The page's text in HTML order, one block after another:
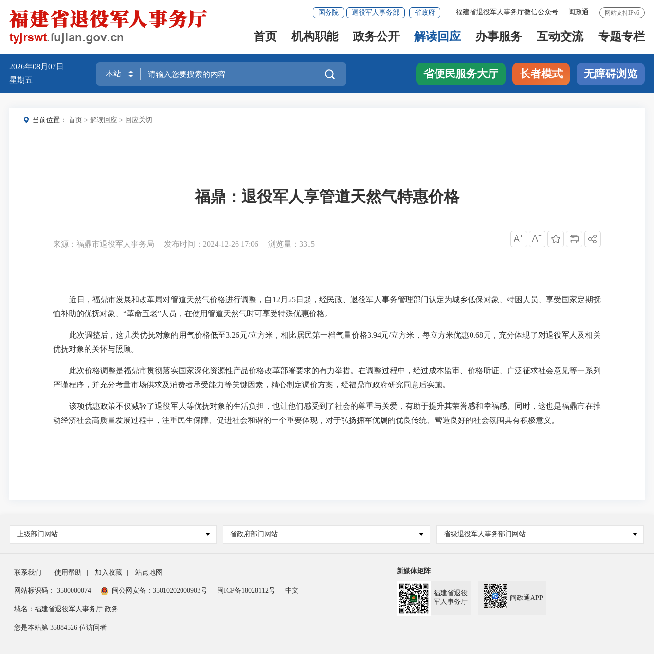
网站支持IPv6
福建省退役军人事务厅微信公众号 闽政通
国务院 退役军人事务部 省政府
首页 机构职能 政务公开 解读回应 办事服务 互动交流 专题专栏
2026年08月07日
星期五
 省便民服务大厅 长者模式 无障碍浏览
当前位置： 首页 >解读回应 > 回应关切
福鼎：退役军人享管道天然气特惠价格
来源：福鼎市退役军人事务局 发布时间：2024-12-26 17:06 浏览量： 3315
近日，福鼎市发展和改革局对管道天然气价格进行调整，自12月25日起，经民政、退役军人事务管理部门认定为城乡低保对象、特困人员、享受国家定期抚
恤补助的优抚对象、“革命五老”人员，在使用管道天然气时可享受特殊优惠价格。
此次调整后，这几类优抚对象的用气价格低至3.26元/立方米，相比居民第一档气量价格3.94元/立方米，每立方米优惠0.68元，充分体现了对退役军人及相关
优抚对象的关怀与照顾。
此次价格调整是福鼎市贯彻落实国家深化资源性产品价格改革部署要求的有力举措。在调整过程中，经过成本监审、价格听证、广泛征求社会意见等一系列
严谨程序，并充分考量市场供求及消费者承受能力等关键因素，精心制定调价方案，经福鼎市政府研究同意后实施。
该项优惠政策不仅减轻了退役军人等优抚对象的生活负担，也让他们感受到了社会的尊重与关爱，有助于提升其荣誉感和幸福感。同时，这也是福鼎市在推
动经济社会高质量发展过程中，注重民生保障、促进社会和谐的一个重要体现，对于弘扬拥军优属的优良传统、营造良好的社会氛围具有积极意义。
上级部门网站 省政府部门网站 省级退役军人事务部门网站
联系我们 使用帮助 加入收藏 站点地图
网站标识码： 3500000074 闽公网安备：35010202000903号 闽ICP备18028112号 中文
域名：福建省退役军人事务厅.政务
您是本站第35884526 位访问者
新媒体矩阵
福建省退役
军人事务厅
闽政通APP